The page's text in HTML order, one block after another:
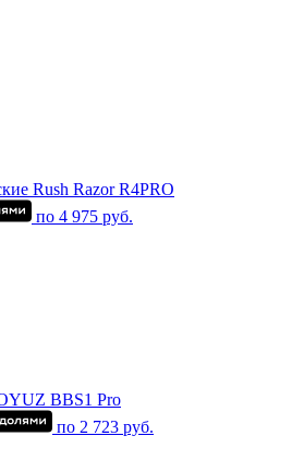
Rush Razor R4PRO
по 4 975 руб.
BBS1 Pro
по 2 723 руб.